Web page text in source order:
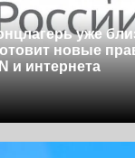
уже
новые
и интернета